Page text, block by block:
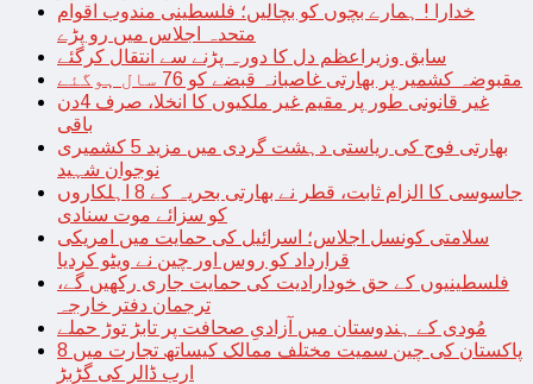
خدارا ! ہمارے بچوں کو بچالیں؛ فلسطینی مندوب اقوام
متحدہ اجلاس میں رو پڑے
سابق وزیراعظم دل کا دورہ پڑنے سے انتقال کرگئے
مقبوضہ کشمیر پر بھارتی غاصبانہ قبضے کو 76 سال ہوگئے
غیر قانونی طور پر مقیم غیر ملکیوں کا انخلا، صرف 4دن
باقی
بھارتی فوج کی ریاستی دہشت گردی میں مزید 5 کشمیری
نوجوان شہید
جاسوسی کا الزام ثابت، قطر نے بھارتی بحریہ کے 8 اہلکاروں
کو سزائے موت سنادی
سلامتی کونسل اجلاس؛ اسرائیل کی حمایت میں امریکی
قرارداد کو روس اور چین نے ویٹو کردیا
فلسطینیوں کے حق خودارادیت کی حمایت جاری رکھیں گے،
ترجمان دفتر خارجہ
مُودی کے ہندوستان میں آزادیِ صحافت پر تابڑ توڑ حملے
پاکستان کی چین سمیت مختلف ممالک کیساتھ تجارت میں 8
ارب ڈالر کی گڑبڑ